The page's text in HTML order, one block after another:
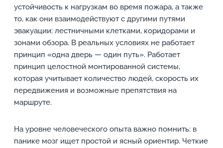
устойчивость к нагрузкам во время пожара, а также
то, как они взаимодействуют с другими путями
эвакуации: лестничными клетками, коридорами и
зонами обзора. В реальных условиях не работает
принцип «одна дверь — один путь». Работает
принцип целостной монтированной системы,
которая учитывает количество людей, скорость их
передвижения и возможные препятствия на
маршруте.
На уровне человеческого опыта важно помнить: в
панике мозг ищет простой и ясный ориентир. Четкие